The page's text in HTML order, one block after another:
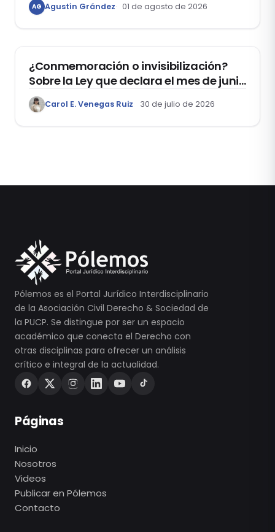
AG Agustín Grández 01 de agosto de 2026
¿Conmemoración o invisibilización?
Sobre la Ley que declara el mes de junio
como el “Mes de la Vida y la Familia”
Carol E. Venegas Ruiz 30 de julio de 2026
Pólemos es el Portal Jurídico Interdisciplinario
de la Asociación Civil Derecho & Sociedad de
la PUCP. Se distingue por ser un espacio
académico que conecta el Derecho con
otras disciplinas para ofrecer un análisis
crítico e integral de la actualidad.
Páginas
Inicio
Nosotros
Videos
Publicar en Pólemos
Contacto